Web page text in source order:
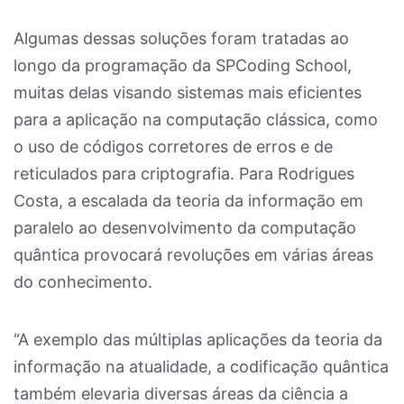
Algumas dessas soluções foram tratadas ao
longo da programação da SPCoding School,
muitas delas visando sistemas mais eficientes
para a aplicação na computação clássica, como
o uso de códigos corretores de erros e de
reticulados para criptografia. Para Rodrigues
Costa, a escalada da teoria da informação em
paralelo ao desenvolvimento da computação
quântica provocará revoluções em várias áreas
do conhecimento.
“A exemplo das múltiplas aplicações da teoria da
informação na atualidade, a codificação quântica
também elevaria diversas áreas da ciência a